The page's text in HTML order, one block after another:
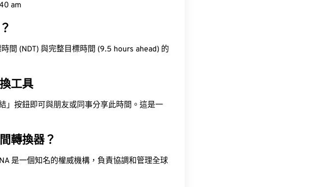
am
間 (NDT) 與完整目標時間 (9.5 hours ahead) 的
工具
」按鈕即可與朋友或同事分享此時間。這是一
轉換器？
是一個知名的權威機構，負責協調和管理全球